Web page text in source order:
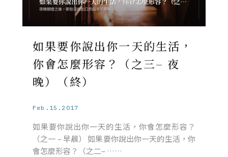
如果要你說出你一天的生活，
你會怎麼形容？（之三– 夜
晚）（終）
Feb.15.2017
如果要你說出你一天的生活，你會怎麼形容？
（之一 – 早晨） 如果要你說出你一天的生活，你
會怎麼形容？（之二– ……